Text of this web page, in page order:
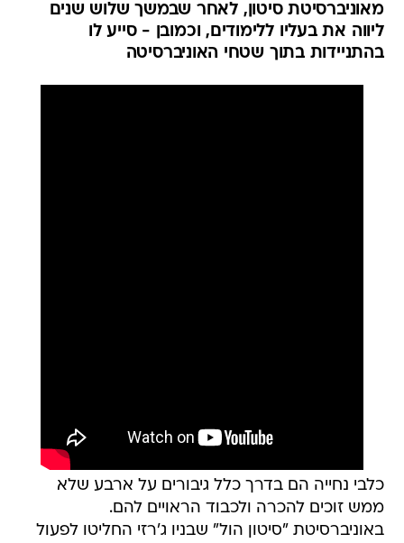
מאוניברסיטת סיטון, לאחר שבמשך שלוש שנים
ליווה את בעליו ללימודים, וכמובן - סייע לו
בהתניידות בתוך שטחי האוניברסיטה
כלבי נחייה הם בדרך כלל גיבורים על ארבע שלא
ממש זוכים להכרה ולכבוד הראויים להם.
באוניברסיטת "סיטון הול" שבניו ג'רזי החליטו לפעול